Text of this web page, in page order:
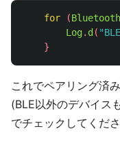
for (
Log. d (
}
これでペアリング済
(BLE以外のデバイス
でチェックしてくだ